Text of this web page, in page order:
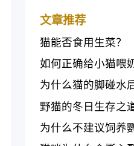
文章推荐
猫能否食用生菜？
如何正确给小猫喂
为什么猫的脚碰水
野猫的冬日生存之
为什么不建议饲养